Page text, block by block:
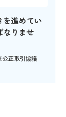
を進めてい
なりませ
公正取引協議